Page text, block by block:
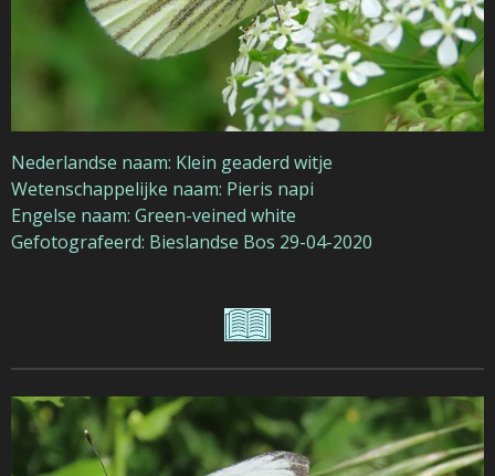
Nederlandse naam: Klein geaderd witje
Wetenschappelijke naam: Pieris napi
Engelse naam: Green-veined white
Gefotografeerd: Bieslandse Bos 29-04-2020